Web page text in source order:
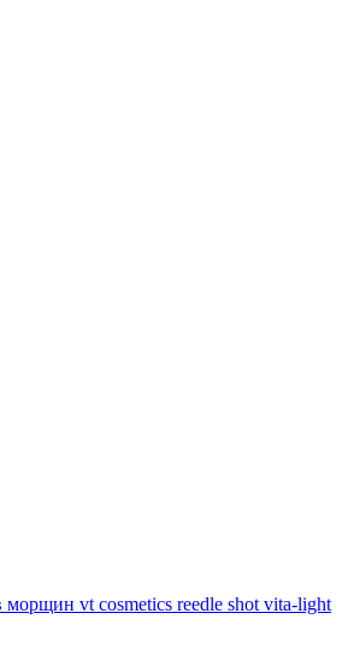
vt cosmetics reedle shot vita-light